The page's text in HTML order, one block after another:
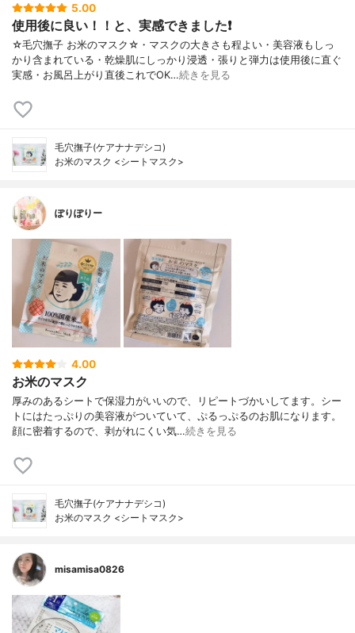
5.00
使用後に良い！！と、実感できました❗
☆毛穴撫子 お米のマスク☆・マスクの大きさも程よい・美容液もしっ
かり含まれている・乾燥肌にしっかり浸透・張りと弾力は使用後に直ぐ
実感・お風呂上がり直後これでOK…続きを見る
毛穴撫子(ケアナナデシコ)
お米のマスク <シートマスク>
ぽりぽりー
4.00
お米のマスク
厚みのあるシートで保湿力がいいので、リピートづかいしてます。シー
トにはたっぷりの美容液がついていて、ぷるっぷるのお肌になります。
顔に密着するので、剥がれにくい気…続きを見る
毛穴撫子(ケアナナデシコ)
お米のマスク <シートマスク>
misamisa0826